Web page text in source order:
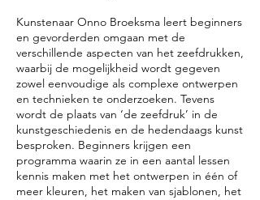
Kunstenaar Onno Broeksma leert beginners
en gevorderden omgaan met de
verschillende aspecten van het zeefdrukken,
waarbij de mogelijkheid wordt gegeven
zowel eenvoudige als complexe ontwerpen
en technieken te onderzoeken. Tevens
wordt de plaats van ‘de zeefdruk’ in de
kunstgeschiedenis en de hedendaags kunst
besproken. Beginners krijgen een
programma waarin ze in een aantal lessen
kennis maken met het ontwerpen in één of
meer kleuren, het maken van sjablonen, het